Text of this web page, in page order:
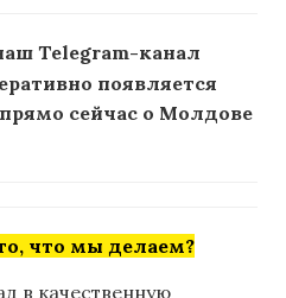
Telegram-канал
появляется
сейчас о Молдове
что мы делаем?
в качественную